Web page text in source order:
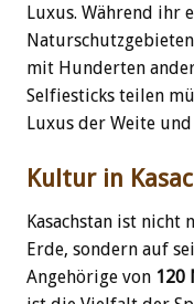
Luxus. Während ihr
mit Hunderten
Selfiesticks teilen
Luxus der Weite
Kultur in
Kasachstan ist
Erde, sondern auf
Angehörige von 120